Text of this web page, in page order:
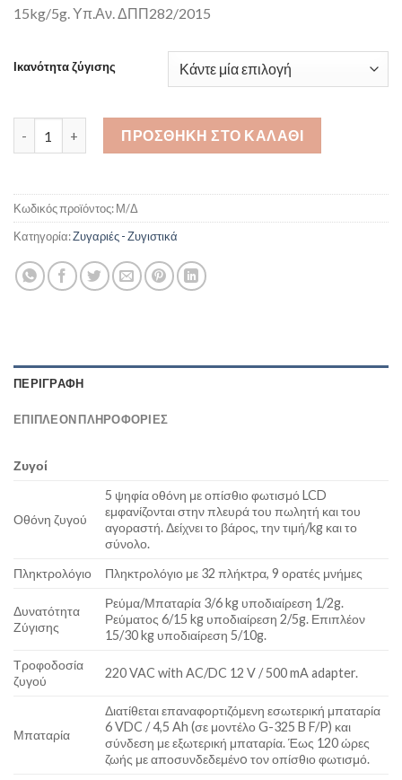
15kg/5g. Υπ.Αν. ΔΠΠ282/2015
Ικανότητα ζύγισης
ΠΡΟΣΘΉΚΗ ΣΤΟ ΚΑΛΆΘΙ
Κωδικός προϊόντος:Μ/Δ
Κατηγορία:Ζυγαριές - Ζυγιστικά
ΠΕΡΙΓΡΑΦΉ
ΕΠΙΠΛΈΟΝ ΠΛΗΡΟΦΟΡΊΕΣ
Ζυγοί
Οθόνη ζυγού
5 ψηφία οθόνη με οπίσθιο φωτισμό LCD
εμφανίζονται στην πλευρά του πωλητή και του
αγοραστή. Δείχνει το βάρος, την τιμή/kg και το
σύνολο.
Πληκτρολόγιο
Πληκτρολόγιο με 32 πλήκτρα, 9 ορατές μνήμες
Δυνατότητα
Ζύγισης
Ρεύμα/Μπαταρία 3/6 kg υποδιαίρεση 1/2g.
Ρεύματος 6/15 kg υποδιαίρεση 2/5g. Επιπλέον
15/30 kg υποδιαίρεση 5/10g.
Τροφοδοσία
ζυγού
220 VAC with AC/DC 12 V / 500 mA adapter.
Μπαταρία
Διατίθεται επαναφορτιζόμενη εσωτερική μπαταρία
6 VDC / 4,5 Ah (σε μοντέλο G-325 B F/P) και
σύνδεση με εξωτερική μπαταρία. Έως 120 ώρες
ζωής με αποσυνδεδεμένo τον οπίσθιο φωτισμό.